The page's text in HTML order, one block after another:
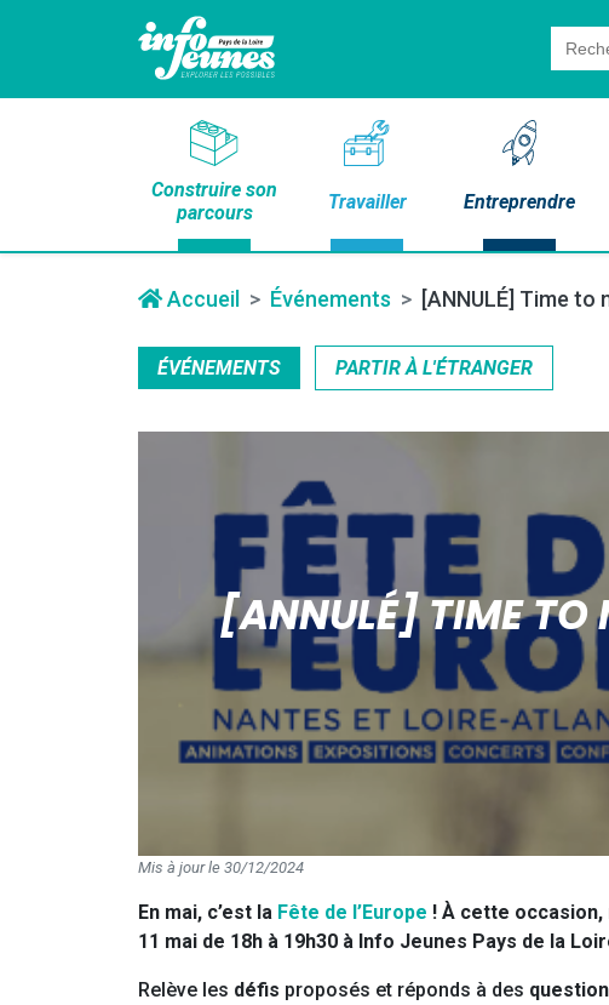
for:
Construire son
parcours
Travailler Entreprendre
Accueil Événements [ANNULÉ] Time
ÉVÉNEMENTS PARTIR À L'ÉTRANGER
[ANNULÉ] TIME TO
Mis à jour le 30/12/2024
En mai, c’est la Fête de l’Europe ! À cette
11 mai de 18h à 19h30 à Info Jeunes Pays de la
Relève les défis proposés et réponds à des